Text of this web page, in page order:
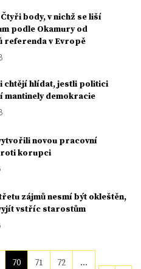
body, v nichž se liší
podle Okamury od
referenda v Evropě
chtějí hlídat, jestli politici
mantinely demokracie
novou pracovní
korupci
zájmů nesmí být okleštěn,
vstříc starostům
70 71 72 …